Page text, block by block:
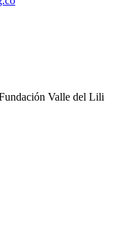
Valle del Lili